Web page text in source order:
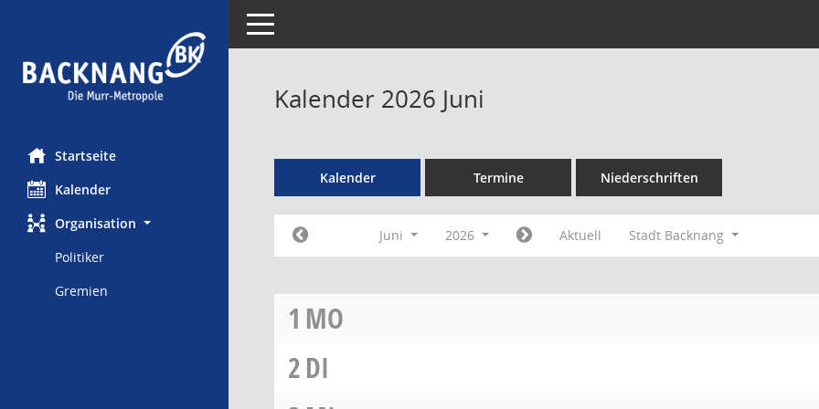
Startseite
Kalender
Organisation
Politiker
Gremien
Toggle navigation
Kalender 2026 Juni
Kalender Termine Niederschriften
Juni 2026 Aktuell Stadt Backnang
1 MO
2DI